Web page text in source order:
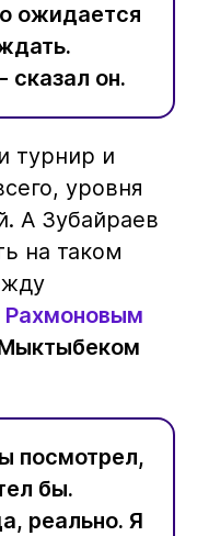
ожидается
сказал он.
турнир и
уровня
А Зубайраев
на таком
посмотрел,
бы.
реально. Я